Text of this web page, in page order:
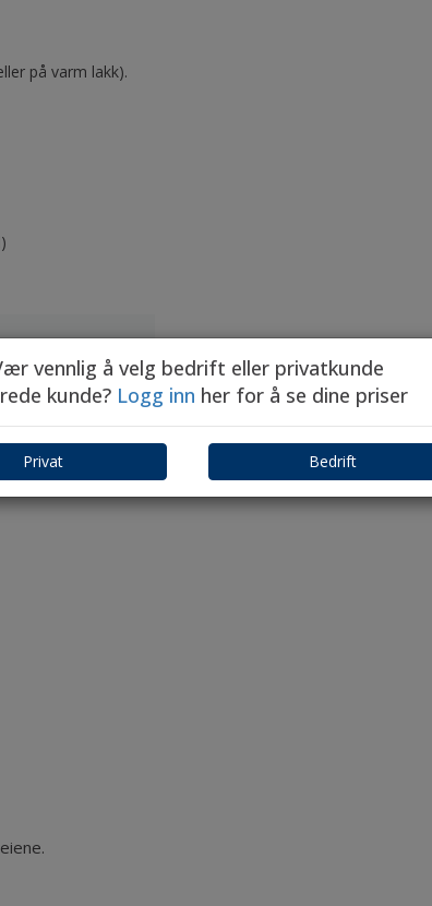
på varm lakk).
vennlig å velg bedrift eller privatkunde
kunde? Logg inn her for å se dine priser
Privat Bedrift